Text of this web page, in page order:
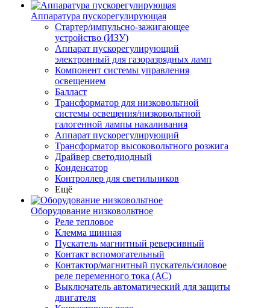
Аппаратура пускорегулирующая
Стартер/импульсно-зажигающее
устройство (ИЗУ)
Аппарат пускорегулирующий
электронный для газоразрядных ламп
Компонент системы управления
освещением
Балласт
Трансформатор для низковольтной
системы освещения/низковольтной
галогенной лампы накаливания
Аппарат пускорегулирующий
Трансформатор высоковольтного розжига
Драйвер светодиодный
Конденсатор
Контроллер для светильников
Ещё
Оборудование низковольтное
Реле тепловое
Клемма шинная
Пускатель магнитный реверсивный
Контакт вспомогательный
Контактор/магнитный пускатель/силовое
реле переменного тока (АС)
Выключатель автоматический для защиты
двигателя